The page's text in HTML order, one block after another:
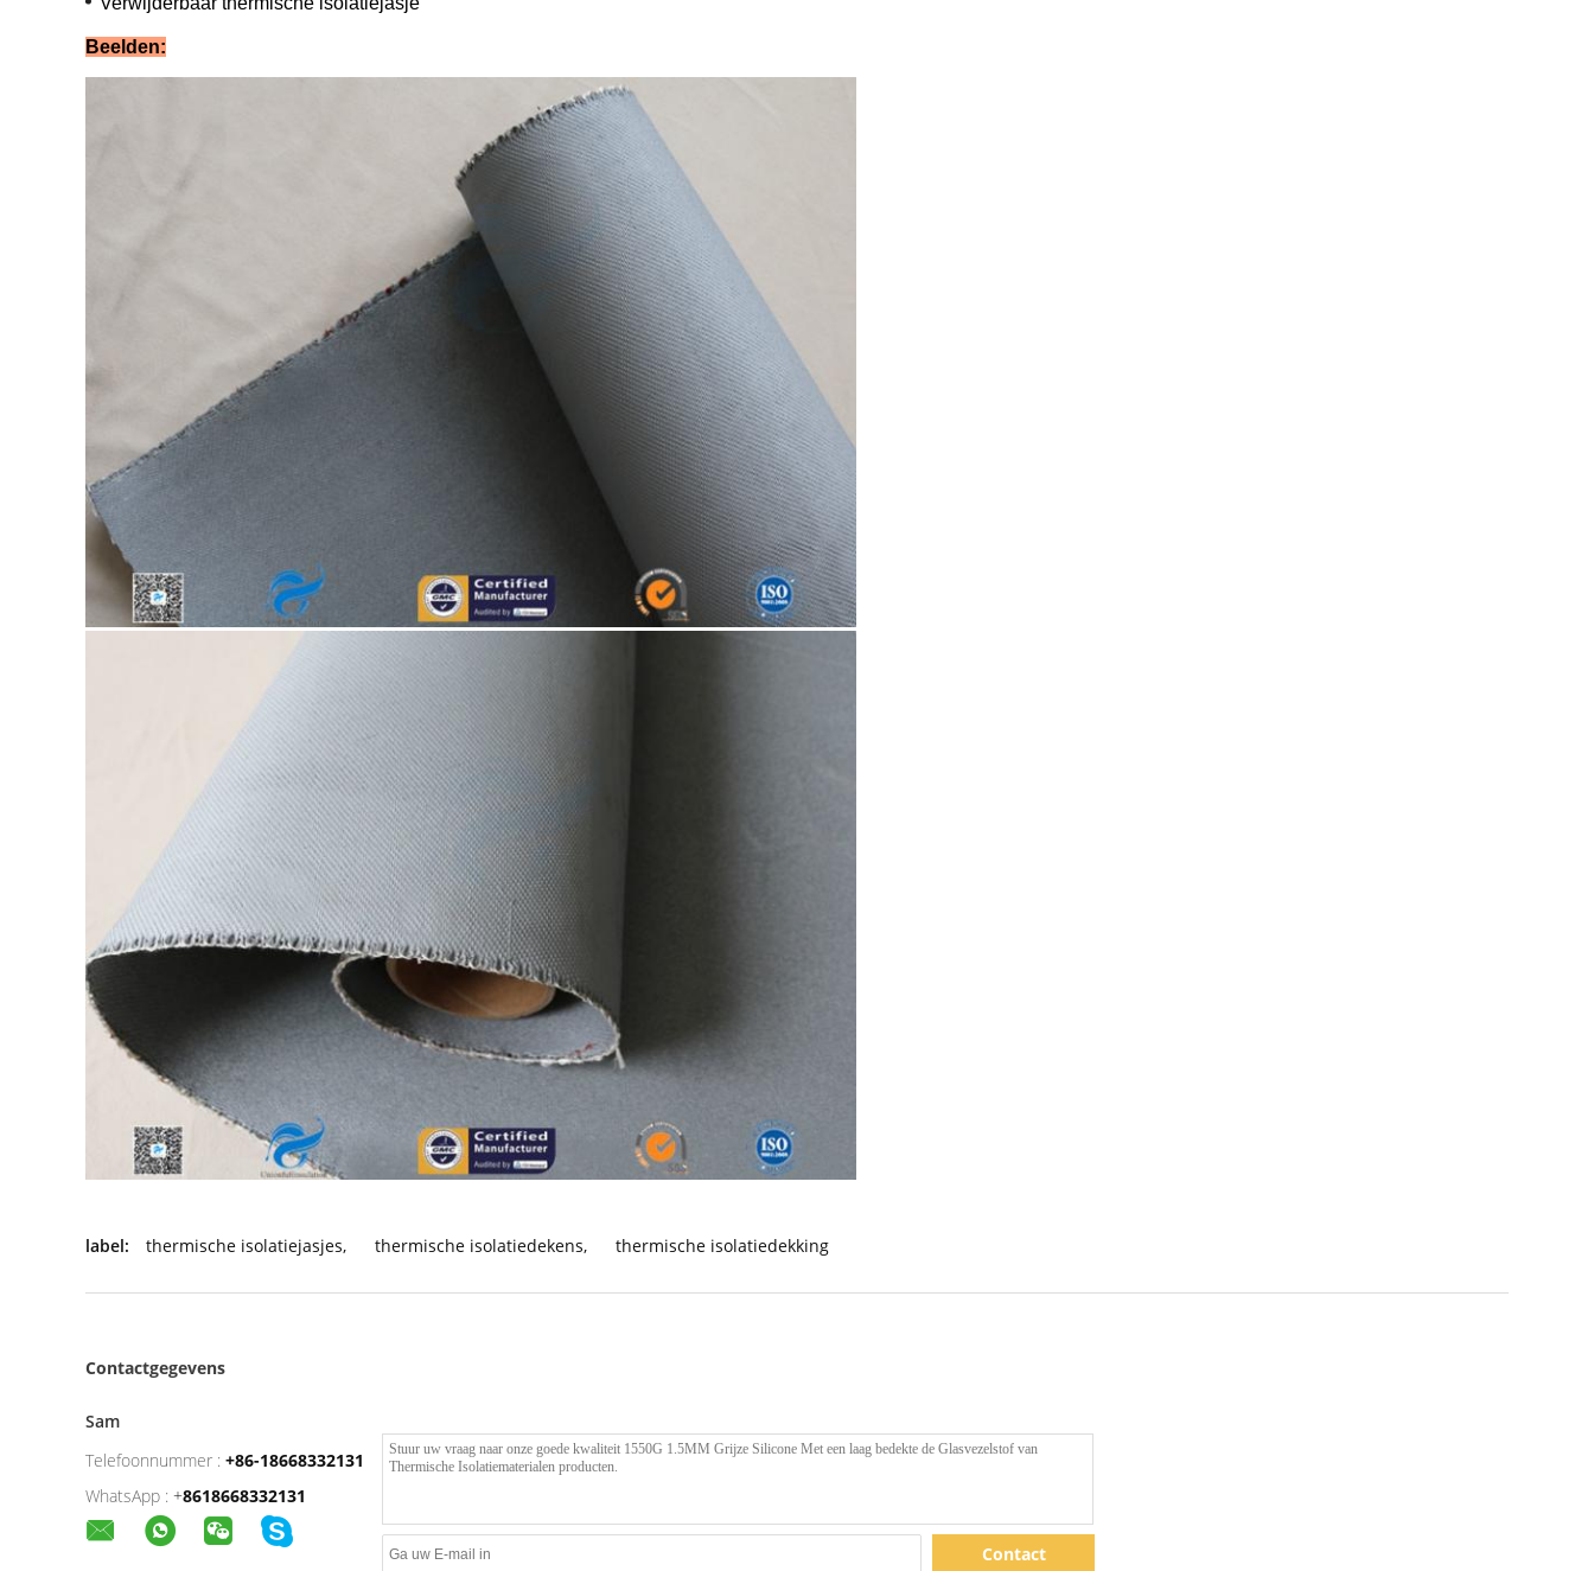
Beelden:
label: thermische isolatiejasjes, thermische isolatiedekens, thermische isolatiedekking
Contactgegevens
Sam
Telefoonnummer : +86-18668332131
WhatsApp : +8618668332131
Contact